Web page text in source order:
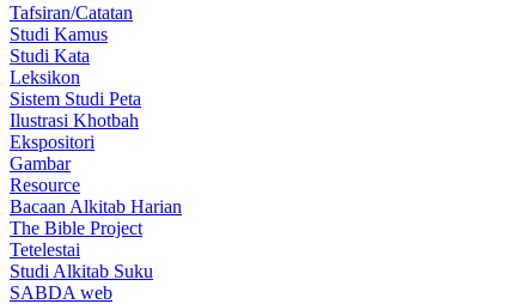
Tafsiran/Catatan
Studi Kamus
Studi Kata
Leksikon
Sistem Studi Peta
Ilustrasi Khotbah
Ekspositori
Gambar
Resource
Bacaan Alkitab Harian
The Bible Project
Tetelestai
Studi Alkitab Suku
SABDA web